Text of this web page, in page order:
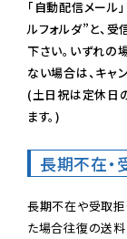
「自動配信メール
ルフォルダ”と、
下さい。いずれの
ない場合は、キャ
(土日祝は定休日
ます。)
長期不在・
長期不在や受取
た場合往復の送